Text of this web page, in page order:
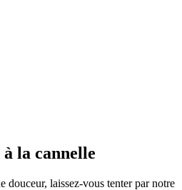
la cannelle
douceur, laissez-vous tenter par notre